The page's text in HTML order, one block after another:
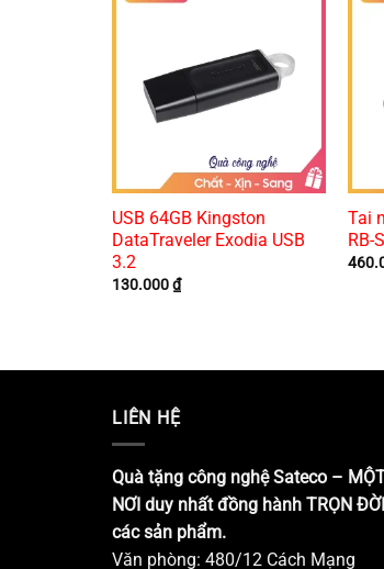
USB 64GB Kingston
DataTraveler Exodia USB
3.2
130.000₫
Tai
RB-
LIÊN HỆ
Quà tặng công nghệ Sateco –
NƠI duy nhất đồng hành TRỌN ĐỜI
các sản phẩm.
Văn phòng: 480/12 Cách Mạng